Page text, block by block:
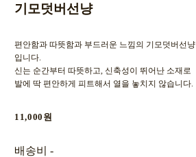
기모덧버선냥
편안함과 따뜻함과 부드러운 느낌의 기모덧버선냥
입니다.
신는 순간부터 따뜻하고, 신축성이 뛰어난 소재로
발에 딱 편안하게 피트해서 열을 놓치지 않습니다.
11,000원
배송비 -